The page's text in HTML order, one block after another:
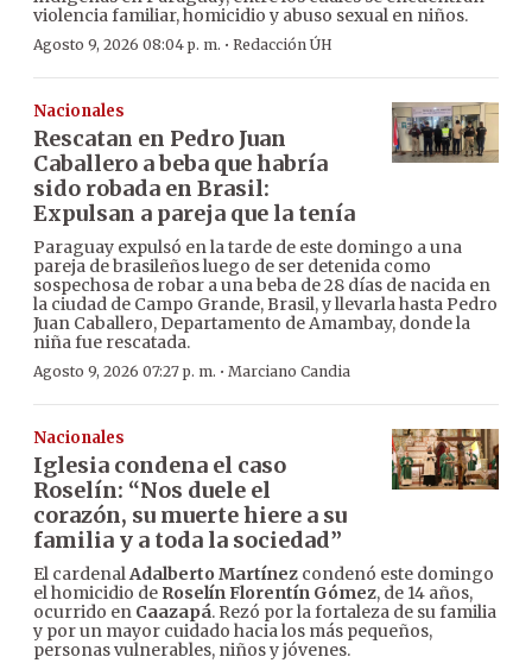
violencia familiar, homicidio y abuso sexual en niños.
Agosto 9, 2026 08:04 p. m. · Redacción ÚH
Nacionales
Rescatan en Pedro Juan
Caballero a beba que habría
sido robada en Brasil:
Expulsan a pareja que la tenía
Paraguay expulsó en la tarde de este domingo a una
pareja de brasileños luego de ser detenida como
sospechosa de robar a una beba de 28 días de nacida en
la ciudad de Campo Grande, Brasil, y llevarla hasta Pedro
Juan Caballero, Departamento de Amambay, donde la
niña fue rescatada.
Agosto 9, 2026 07:27 p. m. · Marciano Candia
Nacionales
Iglesia condena el caso
Roselín: “Nos duele el
corazón, su muerte hiere a su
familia y a toda la sociedad”
El cardenalAdalberto Martínez condenó este domingo
el homicidio de Roselín Florentín Gómez, de 14 años,
ocurrido en Caazapá. Rezó por la fortaleza de su familia
y por un mayor cuidado hacia los más pequeños,
personas vulnerables, niños y jóvenes.